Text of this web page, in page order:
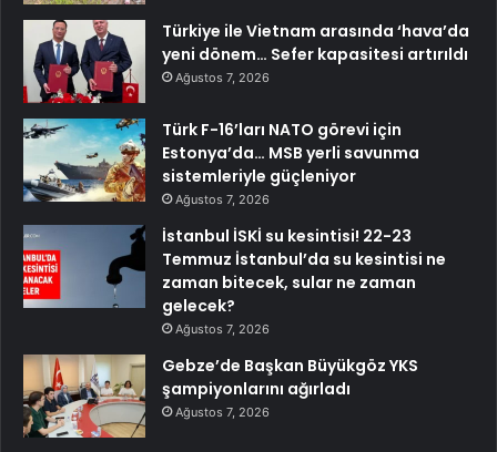
Türkiye ile Vietnam arasında ‘hava’da
yeni dönem… Sefer kapasitesi artırıldı
Ağustos 7, 2026
Türk F-16’ları NATO görevi için
Estonya’da… MSB yerli savunma
sistemleriyle güçleniyor
Ağustos 7, 2026
İstanbul İSKİ su kesintisi! 22-23
Temmuz İstanbul’da su kesintisi ne
zaman bitecek, sular ne zaman
gelecek?
Ağustos 7, 2026
Gebze’de Başkan Büyükgöz YKS
şampiyonlarını ağırladı
Ağustos 7, 2026